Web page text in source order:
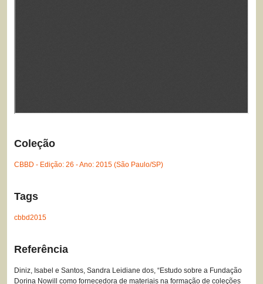
Coleção
CBBD - Edição: 26 - Ano: 2015 (São Paulo/SP)
Tags
cbbd2015
Referência
Diniz, Isabel e Santos, Sandra Leidiane dos, “Estudo sobre a Fundação
Dorina Nowill como fornecedora de materiais na formação de coleções